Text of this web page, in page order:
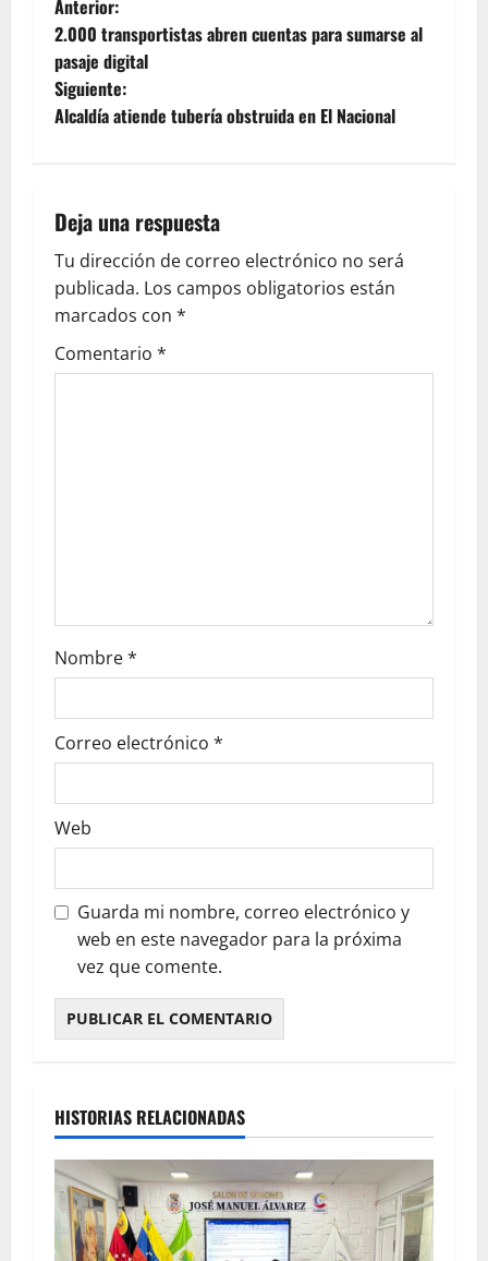
Anterior:
2.000 transportistas abren cuentas para sumarse al
pasaje digital
Siguiente:
Alcaldía atiende tubería obstruida en El Nacional
Deja una respuesta
Tu dirección de correo electrónico no será
publicada. Los campos obligatorios están
marcados con *
Comentario *
Nombre*
Correo electrónico *
Web
Guarda mi nombre, correo electrónico y
web en este navegador para la próxima
vez que comente.
HISTORIAS RELACIONADAS